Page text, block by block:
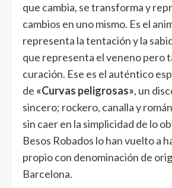
que cambia, se transforma y
cambios en uno mismo. Es el
representa la tentación y la
que representa el veneno pero
curación. Ese es el auténtico
de «Curvas peligrosas», un
sincero; rockero, canalla y
sin caer en la simplicidad de lo
Besos Robados lo han vuelto a
propio con denominación de
Barcelona.